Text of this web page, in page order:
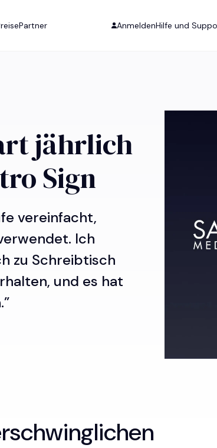
Partner AnmeldenHilfe und
jährlich
Sign
vereinfacht,
Ich
zu Schreibtisch
und es hat